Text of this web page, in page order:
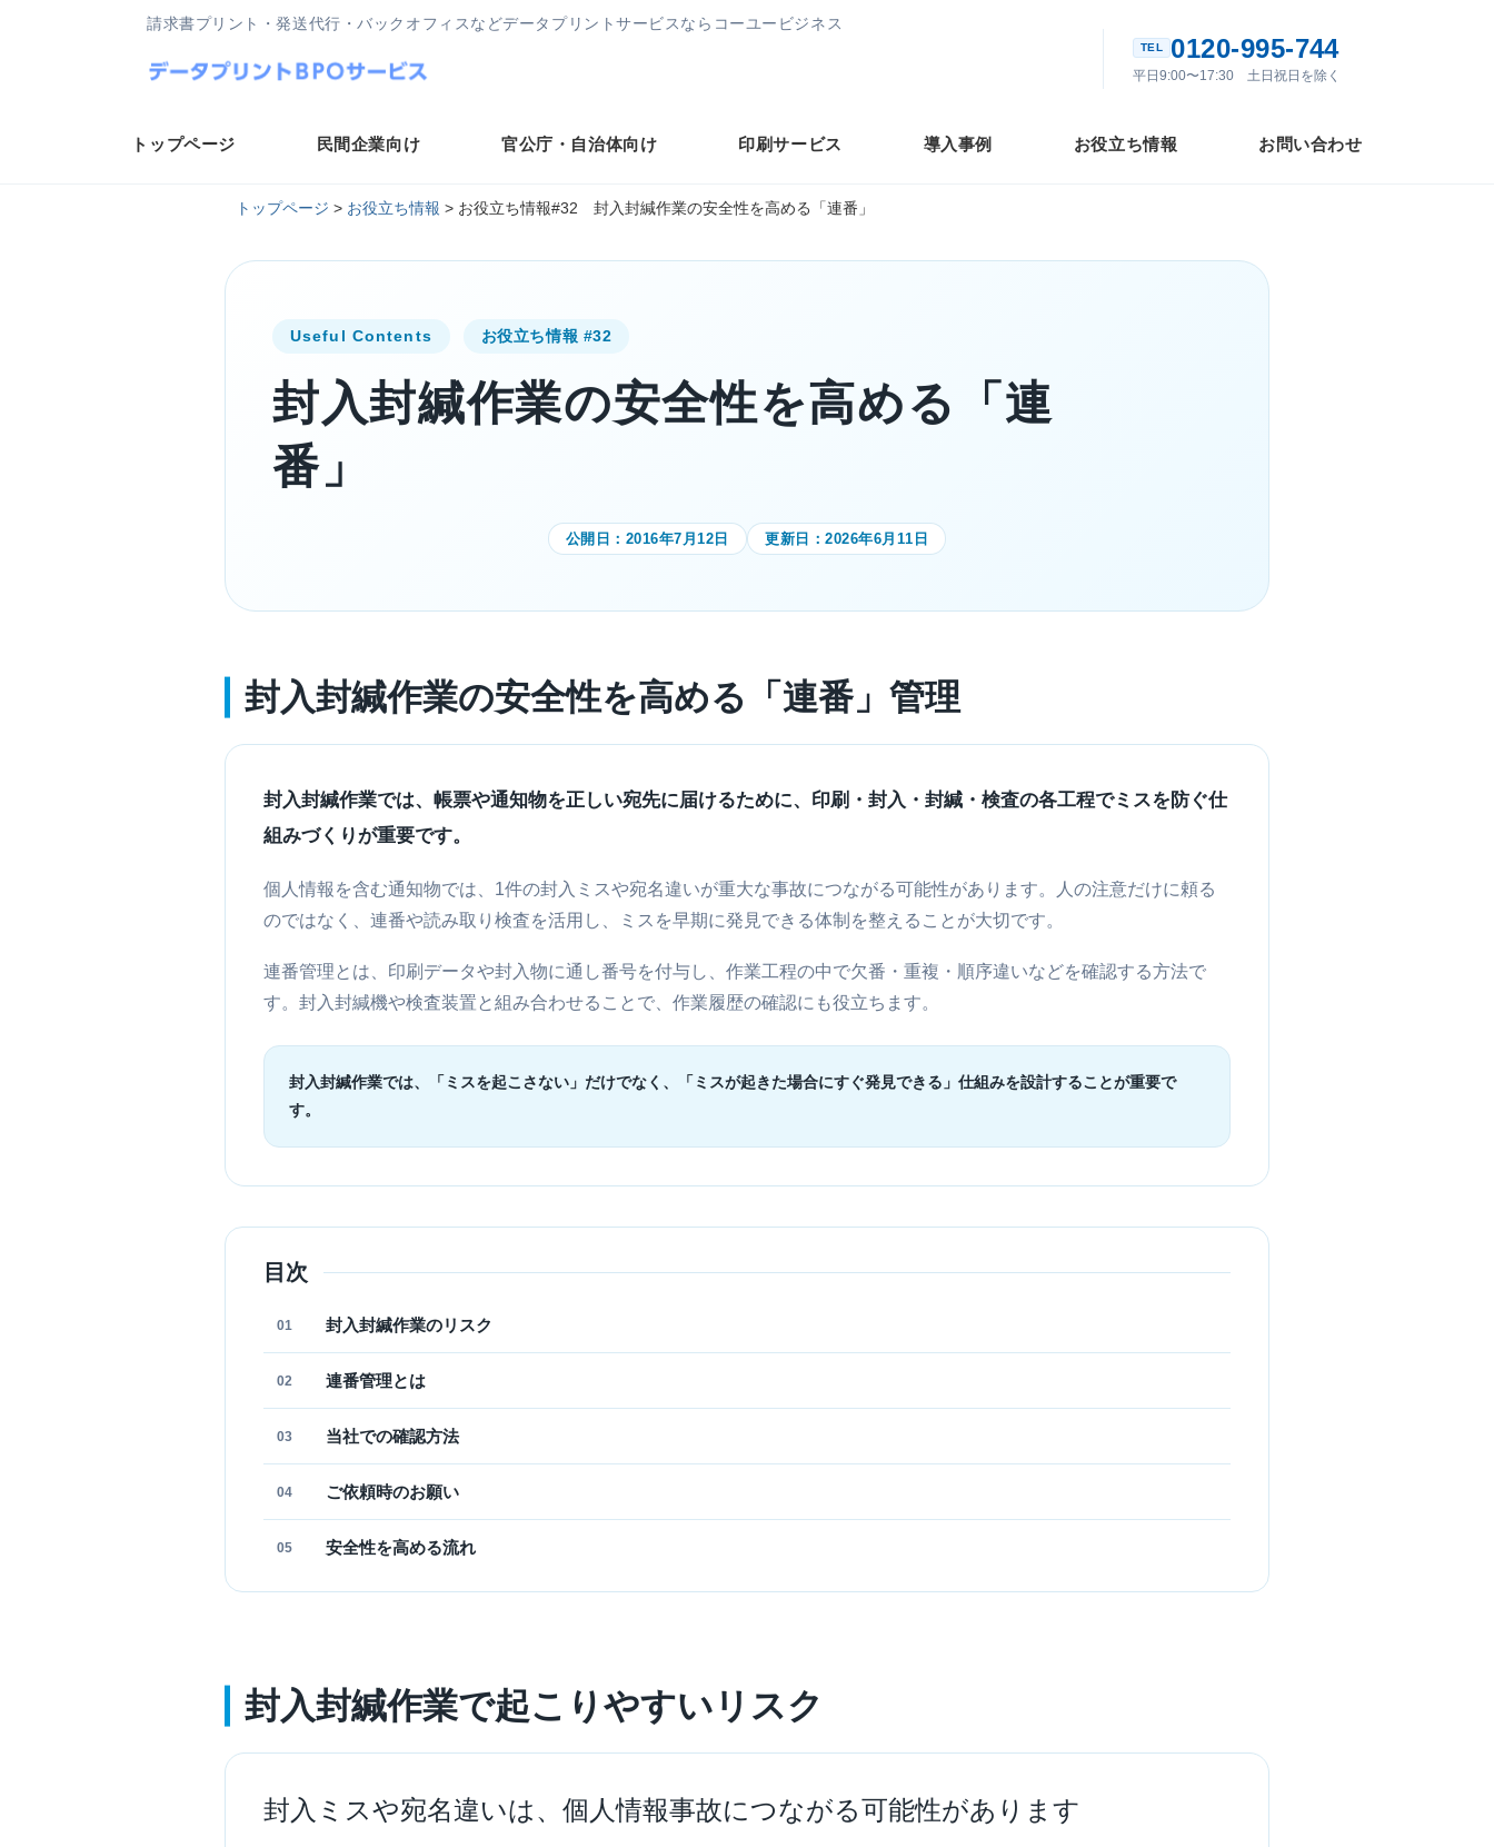
請求書プリント・発送代行・バックオフィスなどデータプリントサービスならコーユービジネス
0120-995-744
平日9:00〜17:30 土日祝日を除く
トップページ 民間企業向け 官公庁・自治体向け 印刷サービス 導入事例 お役立ち情報 お問い合わせ
トップページ > お役立ち情報 > お役立ち情報#32 封入封緘作業の安全性を高める「連番」
Useful Contents お役立ち情報 #32
封入封緘作業の安全性を高める「連
番」
公開日： 2016年7月12日 更新日：2026年6月11日
封入封緘作業の安全性を高める「連番」管理
封入封緘作業では、帳票や通知物を正しい宛先に届けるために、印刷・封入・封緘・検査の各工程でミスを防ぐ仕
組みづくりが重要です。
個人情報を含む通知物では、1件の封入ミスや宛名違いが重大な事故につながる可能性があります。人の注意だけに頼る
のではなく、連番や読み取り検査を活用し、ミスを早期に発見できる体制を整えることが大切です。
連番管理とは、印刷データや封入物に通し番号を付与し、作業工程の中で欠番・重複・順序違いなどを確認する方法で
す。封入封緘機や検査装置と組み合わせることで、作業履歴の確認にも役立ちます。
封入封緘作業では、「ミスを起こさない」だけでなく、「ミスが起きた場合にすぐ発見できる」仕組みを設計することが重要で
す。
目次
01 封入封緘作業のリスク
02 連番管理とは
03 当社での確認方法
04 ご依頼時のお願い
05 安全性を高める流れ
封入封緘作業で起こりやすいリスク
封入ミスや宛名違いは、個人情報事故につながる可能性があります